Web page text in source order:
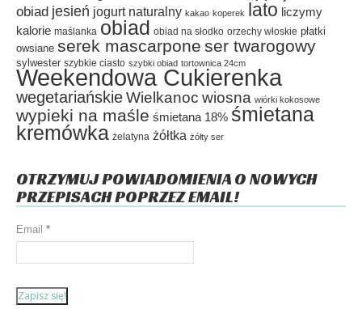
obiad jesień jogurt naturalny kakao koperek lato liczymy
kalorie maślanka obiad obiad na słodko orzechy włoskie płatki
owsiane serek mascarpone ser twarogowy
sylwester szybkie ciasto szybki obiad tortownica 24cm
Weekendowa Cukierenka
wegetariańskieWielkanoc wiosna wiórki kokosowe
wypieki na maśle śmietana 18% śmietana
kremówka żelatyna żółtka żółty ser
OTRZYMUJ POWIADOMIENIA O NOWYCH
PRZEPISACH POPRZEZ EMAIL!
Email *